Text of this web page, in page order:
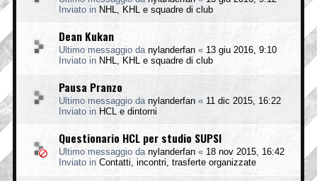
Inviato in NHL, KHL e squadre di club
Dean Kukan
Ultimo messaggio da nylanderfan « 13 giu 2016, 9:10
Inviato in NHL, KHL e squadre di club
Pausa Pranzo
Ultimo messaggio da nylanderfan « 11 dic 2015, 16:22
Inviato in HCL e dintorni
Questionario HCL per studio SUPSI
Ultimo messaggio da nylanderfan « 18 nov 2015, 16:42
Inviato in Contatti, incontri, trasferte organizzate